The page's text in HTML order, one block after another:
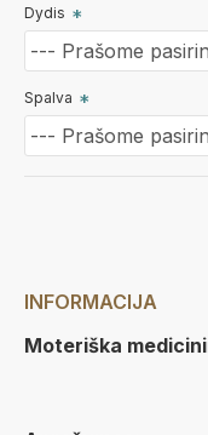
Dydis
Spalva
INFORMACIJA
Moteriška